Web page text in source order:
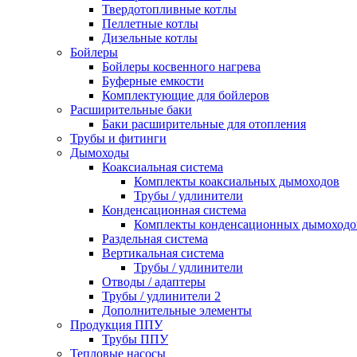
Твердотопливные котлы
Пеллетные котлы
Дизельные котлы
Бойлеры
Бойлеры косвенного нагрева
Буферные емкости
Комплектующие для бойлеров
Расширительные баки
Баки расширительные для отопления
Трубы и фитинги
Дымоходы
Коаксиальная система
Комплекты коаксиальных дымоходов
Трубы / удлинители
Конденсационная система
Комплекты конденсационных
Раздельная система
Вертикальная система
Трубы / удлинители
Отводы / адаптеры
Трубы / удлинители 2
Дополнительные элементы
Продукция ППУ
Трубы ППУ
Тепловые насосы